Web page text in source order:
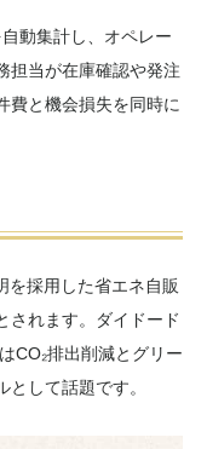
動集計し、オペレー
担当が在庫確認や発注
費と機会損失を同時に
を採用した省エネ自販
されます。ダイドード
CO₂排出削減とグリー
して話題です。